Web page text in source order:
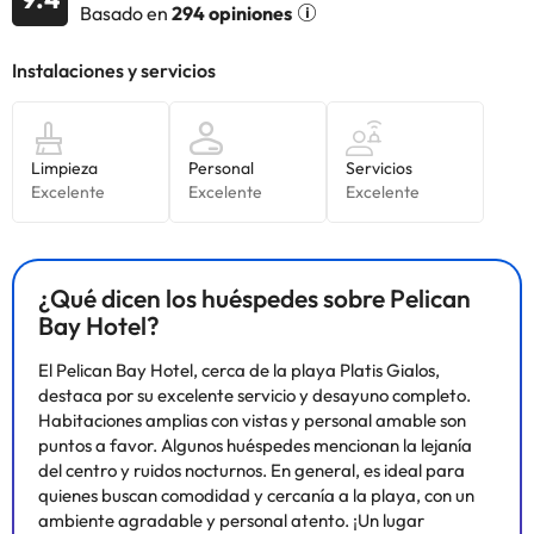
podrá encontrar una piscina, un bar de aperitivos y una terraza
tendrá a su disposición una sauna y servicio de masajes. Los
forma, podrán usar el gimnasio del propio hotel.
consultar sus tarifas directamente en el establecimiento. Toda la
información de esta ficha está sujeta a cambios por parte del
alojamiento. Si tienes dudas, contáctanos.
Basado en 294 opiniones
¿Qué dicen los huéspedes sobre Pelican
Bay Hotel?
El Pelican Bay Hotel, cerca de la playa Platis Gialos,
destaca por su excelente servicio y desayuno completo.
Habitaciones amplias con vistas y personal amable son
puntos a favor. Algunos huéspedes mencionan la lejanía
del centro y ruidos nocturnos. En general, es ideal para
quienes buscan comodidad y cercanía a la playa, con un
ambiente agradable y personal atento. ¡Un lugar